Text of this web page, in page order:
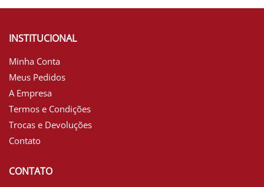
INSTITUCIONAL
Minha Conta
Meus Pedidos
A Empresa
Termos e Condições
Trocas e Devoluções
Contato
CONTATO